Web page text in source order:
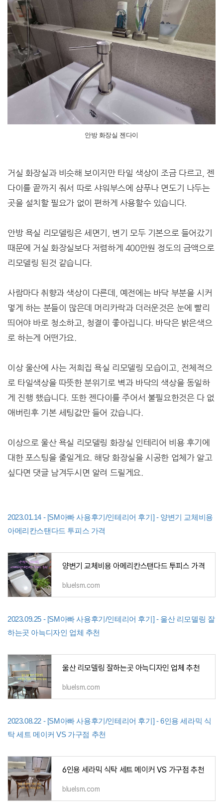
안방 화장실 젠다이
거실 화장실과 비슷해 보이지만 타일 색상이 조금 다르고, 젠
다이를 끝까지 줘서 따로 샤워부스에 샴푸나 면도기 나두는
곳을 설치할 필요가 없이 편하게 사용할수 있습니다.
안방 욕실 리모델링은 세면기, 변기 모두 기본으로 들어갔기
때문에 거실 화장실보다 저렴하게 400만원 정도의 금액으로
리모델링 된것 같습니다.
사람마다 취향과 색상이 다른데, 예전에는 바닥 부분을 시커
멓게 하는 분들이 많은데 머리카락과 더러운것은 눈에 빨리
띄어야 바로 청소하고, 청결이 좋아집니다. 바닥은 밝은색으
로 하는게 어떤가요.
이상 울산에 사는 저희집 욕실 리모델링 모습이고, 전체적으
로 타일색상을 따뜻한 분위기로 벽과 바닥의 색상을 동일하
게 진행 했습니다. 또한 젠다이를 주어서 불필요한것은 다 없
애버린후 기본 세팅값만 들어 갔습니다.
이상으로 울산 욕실 리모델링 화장실 인테리어 비용 후기에
대한 포스팅을 줄일게요. 해당 화장실을 시공한 업체가 알고
싶다면 댓글 남겨두시면 알려 드릴게요.
2023.01.14 - [SM아빠 사용후기/인테리어 후기] - 양변기 교체비용
아메리칸스탠다드 투피스 가격
양변기 교체비용 아메리칸스탠다드 투피스 가격
bluelsm.com
2023.09.25 - [SM아빠 사용후기/인테리어 후기] - 울산 리모델링 잘
하는곳 아늑디자인 업체 추천
울산 리모델링 잘하는곳 아늑디자인 업체 추천
bluelsm.com
2023.08.22 - [SM아빠 사용후기/인테리어 후기] - 6인용 세라믹 식
탁 세트 메이커 VS 가구점 추천
6인용 세라믹 식탁 세트 메이커 VS 가구점 추천
bluelsm.com